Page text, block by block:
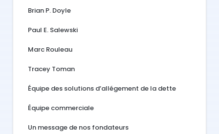
Brian P. Doyle
Paul E. Salewski
Marc Rouleau
Tracey Toman
Équipe des solutions d’allégement de la dette
Équipe commerciale
Un message de nos fondateurs​​